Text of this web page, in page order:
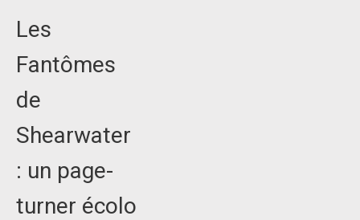
Les
Fantômes
de
Shearwater
: un page-
turner écolo